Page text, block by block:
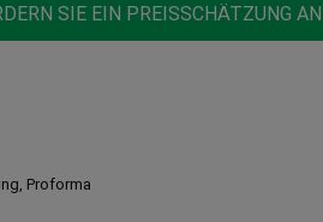
SIE EIN PREISSCHÄTZUNG AN
Proforma